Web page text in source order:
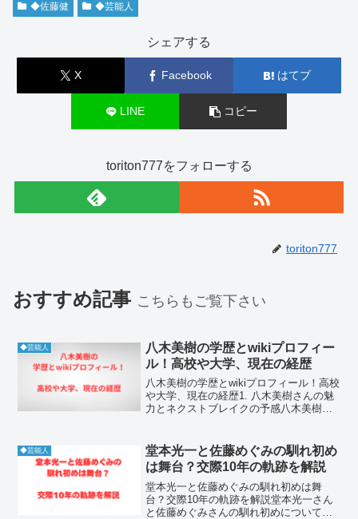
◆佐藤健 ◆芸能人
シェアする
X Facebook はてブ
LINE コピー
toriton777をフォローする
toriton777
おすすめ記事 こちらもご覧下さい
◆芸能人
八木美樹の学歴とwikiプロフィー
ル！高校や大学、現在の経歴
八木美樹の学歴とwikiプロフィール！高校
や大学、現在の経歴1. 八木美樹さんの魅
力とネクストブレイクの予感八木美樹さ
つては人気アイドルグループのメンバー
として活動し、...
◆芸能人
堂本光一と佐藤めぐみの馴れ初め
は舞台？交際10年の軌跡を解説
堂本光一と佐藤めぐみの馴れ初めは舞
台？交際10年の軌跡を解説堂本光一さん
と佐藤めぐみさんの馴れ初めについて